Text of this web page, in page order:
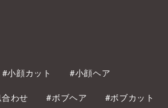
#小顔カット #小顔ヘア
わせ #ボブヘア #ボブカット